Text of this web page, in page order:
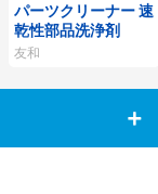
パーツクリーナー 速
乾性部品洗浄剤
友和